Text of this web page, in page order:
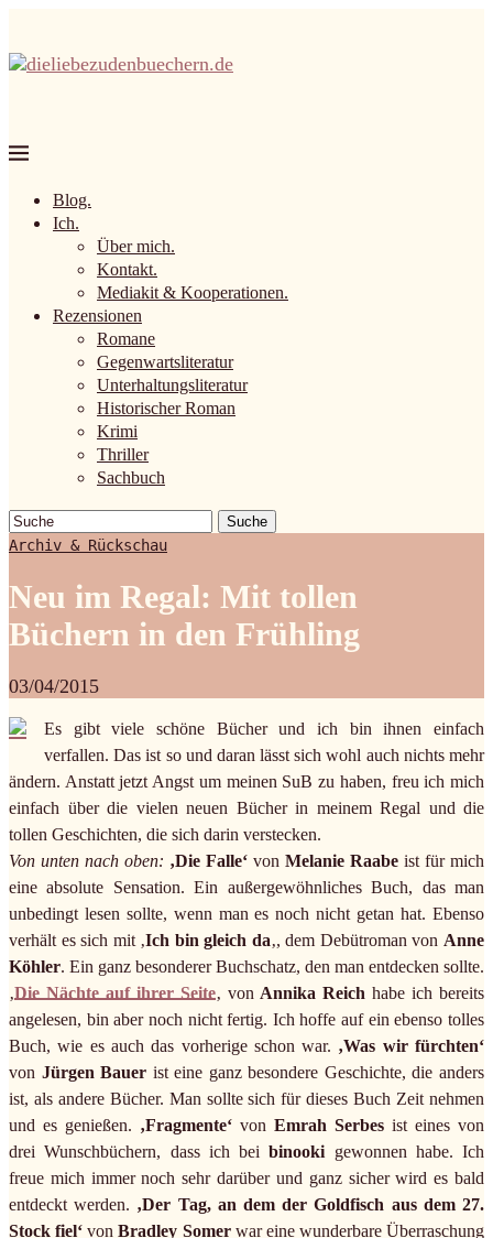
Blog.
Ich.
Über mich.
Kontakt.
Mediakit & Kooperationen.
Rezensionen
Romane
Gegenwartsliteratur
Unterhaltungsliteratur
Historischer Roman
Krimi
Thriller
Sachbuch
Suche
Archiv & Rückschau
Neu im Regal: Mit tollen
Büchern in den Frühling
03/04/2015
Es gibt viele schöne Bücher und ich bin ihnen einfach
verfallen. Das ist so und daran lässt sich wohl auch nichts mehr
ändern. Anstatt jetzt Angst um meinen SuB zu haben, freu ich mich
einfach über die vielen neuen Bücher in meinem Regal und die
tollen Geschichten, die sich darin verstecken.
Von unten nach oben: ‚Die Falle‘ von Melanie Raabe ist für mich
eine absolute Sensation. Ein außergewöhnliches Buch, das man
unbedingt lesen sollte, wenn man es noch nicht getan hat. Ebenso
verhält es sich mit ‚Ich bin gleich da‚, dem Debütroman von Anne
Köhler. Ein ganz besonderer Buchschatz, den man entdecken sollte.
‚Die Nächte auf ihrer Seite‚ von Annika Reich habe ich bereits
angelesen, bin aber noch nicht fertig. Ich hoffe auf ein ebenso tolles
Buch, wie es auch das vorherige schon war. ‚Was wir fürchten‘
von Jürgen Bauer ist eine ganz besondere Geschichte, die anders
ist, als andere Bücher. Man sollte sich für dieses Buch Zeit nehmen
und es genießen. ‚Fragmente‘ von Emrah Serbes ist eines von
drei Wunschbüchern, dass ich beibinooki gewonnen habe. Ich
freue mich immer noch sehr darüber und ganz sicher wird es bald
entdeckt werden. ‚Der Tag, an dem der Goldfisch aus dem 27.
Stock fiel‘ vonBradley Somerwar eine wunderbare Überraschung